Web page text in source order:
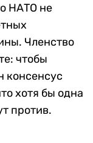
НАТО не
Членство
чтобы
консенсус
хотя бы одна
против.